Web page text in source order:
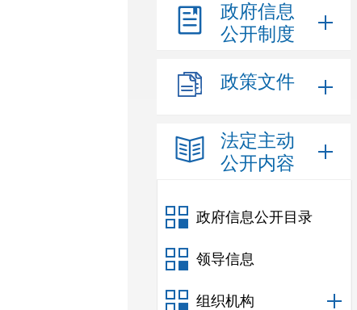
政府信息
公开制度
政策文件
法定主动
公开内容
政府信息公开目录
领导信息
组织机构